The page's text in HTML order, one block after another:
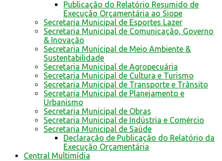
Publicação do Relatório Resumido de
Execução Orçamentária ao Siope
Secretaria Municipal de Esportes Lazer
Secretaria Municipal de Comunicação, Governo
& Inovação
Secretaria Municipal de Meio Ambiente &
Sustentabilidade
Secretaria Municipal de Agropecuária
Secretaria Municipal de Cultura e Turismo
Secretaria Municipal de Transporte e Trânsito
Secretaria Municipal de Planejamento e
Urbanismo
Secretaria Municipal de Obras
Secretaria Municipal de Indústria e Comércio
Secretaria Municipal de Saúde
Declaração de Publicação do Relatório da
Execução Orçamentária
Central Multimídia